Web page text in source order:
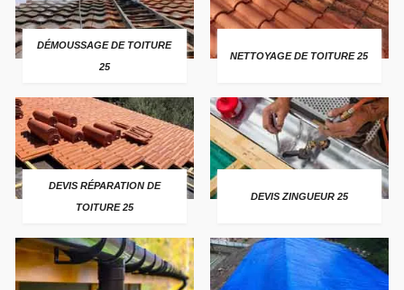
DÉMOUSSAGE DE TOITURE
25
NETTOYAGE DE TOITURE 25
DEVIS RÉPARATION DE
TOITURE 25
DEVIS ZINGUEUR 25